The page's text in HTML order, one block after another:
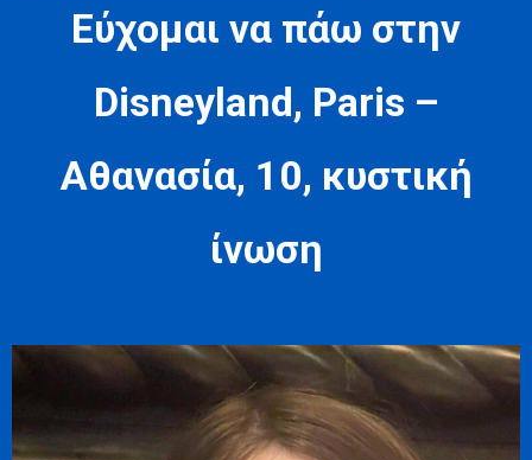
Εύχομαι να πάω στην
Disneyland, Paris –
Αθανασία, 10, κυστική
ίνωση